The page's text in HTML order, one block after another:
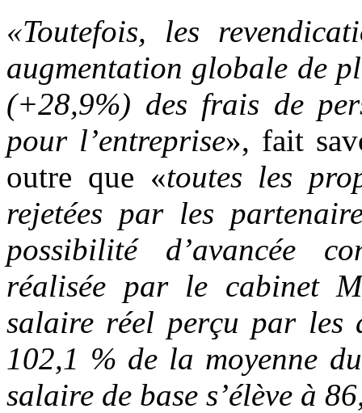
«Toutefois, les
augmentation globale de
(+28,9%) des frais de
pour l’entreprise», fait
outre que «toutes les
rejetées par les
possibilité d’avancée
réalisée par le cabinet
salaire réel perçu par les
102,1 % de la moyenne
salaire de base s’élève à